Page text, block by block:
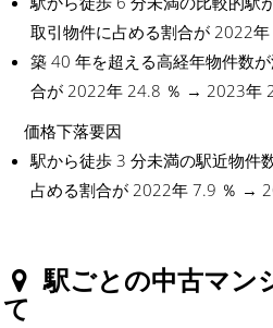
取引物件に占める割合が 2022
築 40 年を超える高経年物件数
合が 2022年 24.8 ％ → 2023年
価格下落要因
駅から徒歩 3 分未満の駅近物件
占める割合が 2022年 7.9 ％ →
駅ごとの中古マン
て